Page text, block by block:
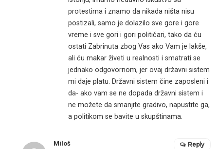
protestima i znamo da nikada ništa nisu
postizali, samo je dolazilo sve gore i gore
vreme i sve gori i gori političari, tako da ću
ostati Zabrinuta zbog Vas ako Vam je lakše,
ali ću makar živeti u realnosti i smatrati se
jednako odgovornom, jer ovaj državni sistem
mi daje platu. Državni sistem čine zaposleni i
da- ako vam se ne dopada državni sistem i
ne možete da smanjite gradivo, napustite ga,
a politikom se bavite u skupštinama.
Miloš Reply